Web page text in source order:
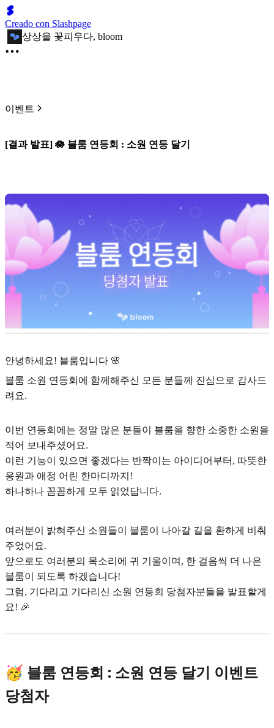
Creado con Slashpage
상상을 꽃피우다, bloom
이벤트
[결과 발표] 🪷 블룸 연등회 : 소원 연등 달기
안녕하세요! 블룸입니다 🌸
블룸 소원 연등회에 함께해주신 모든 분들께 진심으로 감사드
려요.
이번 연등회에는 정말 많은 분들이 블룸을 향한 소중한 소원을
적어 보내주셨어요.
이런 기능이 있으면 좋겠다는 반짝이는 아이디어부터, 따뜻한
응원과 애정 어린 한마디까지!
하나하나 꼼꼼하게 모두 읽었답니다.
여러분이 밝혀주신 소원들이 블룸이 나아갈 길을 환하게 비춰
주었어요.
앞으로도 여러분의 목소리에 귀 기울이며, 한 걸음씩 더 나은
블룸이 되도록 하겠습니다!
그럼, 기다리고 기다리신 소원 연등회 당첨자분들을 발표할게
요! 🎉
🥳 블룸 연등회 : 소원 연등 달기 이벤트
당첨자